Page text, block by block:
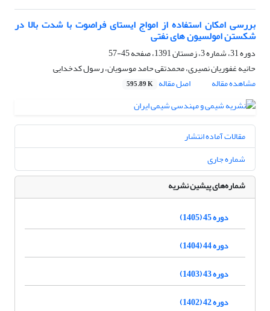
بررسی امکان استفاده از امواج ایستای فراصوت با شدت بالا در
شکستن امولسیون های نفتی
دوره 31، شماره 3، زمستان 1391، صفحه
45-57
حانیه غفوریان نصیری، محمدتقی حامد موسویان، رسول کدخدایی
مشاهده مقاله
اصل مقاله 595.89 K
مقالات آماده انتشار
شماره جاری
شماره‌های پیشین نشریه
دوره 45 (1405)
دوره 44 (1404)
دوره 43 (1403)
دوره 42 (1402)